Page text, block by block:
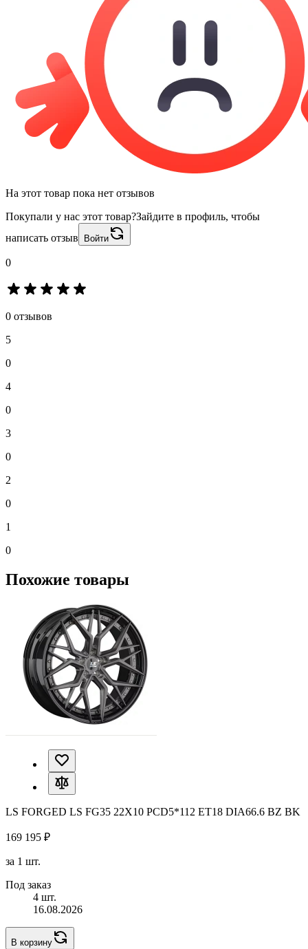
На этот товар пока нет отзывов
Покупали у нас этот товар?Зайдите в профиль, чтобы
написать отзыв
Войти
0
0 отзывов
5
0
4
0
3
0
2
0
1
0
Похожие товары
LS FORGED LS FG35 22X10 PCD5*112 ET18 DIA66.6 BZ BK
169 195 ₽
за 1 шт.
Под заказ
4 шт.
16.08.2026
В корзину